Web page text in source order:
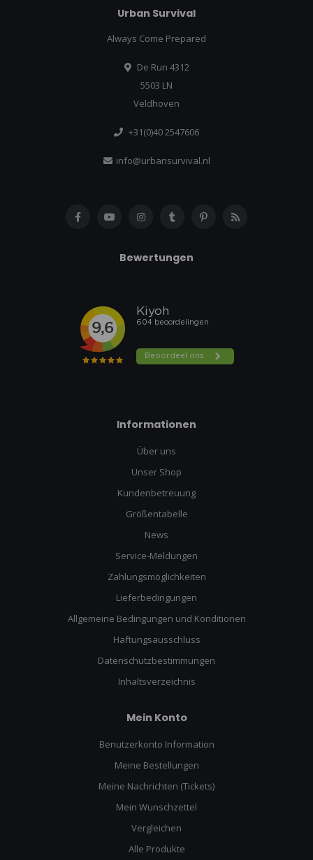
Urban Survival
Always Come Prepared
De Run 4312
5503 LN
Veldhoven
+31(0)40 2547606
info@urbansurvival.nl
Bewertungen
Informationen
Über uns
Unser Shop
Kundenbetreuung
Größentabelle
News
Service-Meldungen
Zahlungsmöglichkeiten
Lieferbedingungen
Allgemeine Bedingungen und Konditionen
Haftungsausschluss
Datenschutzbestimmungen
Inhaltsverzeichnis
Mein Konto
Benutzerkonto Information
Meine Bestellungen
Meine Nachrichten (Tickets)
Mein Wunschzettel
Vergleichen
Alle Produkte